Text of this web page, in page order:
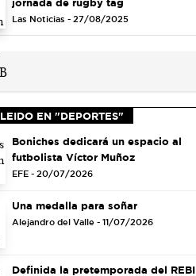
jornada de rugby tag
Las Noticias - 27/08/2025
EN "DEPORTES"
Boniches dedicará un espacio al
futbolista Víctor Muñoz
EFE - 20/07/2026
Una medalla para soñar
Alejandro del Valle - 11/07/2026
Definida la pretemporada del REBI